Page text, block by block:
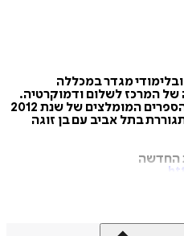
מגדר במכללה
המרכז לשלום ודמוקרטיה.
ספרה "בכוונה תחילה" נמנה על הספרים המומלצים של שנת 2012
בתל אביב עם בן זוגה
החדשה